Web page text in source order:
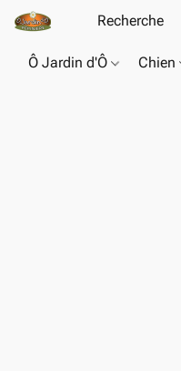
Ô Jardin d'Ô Chien